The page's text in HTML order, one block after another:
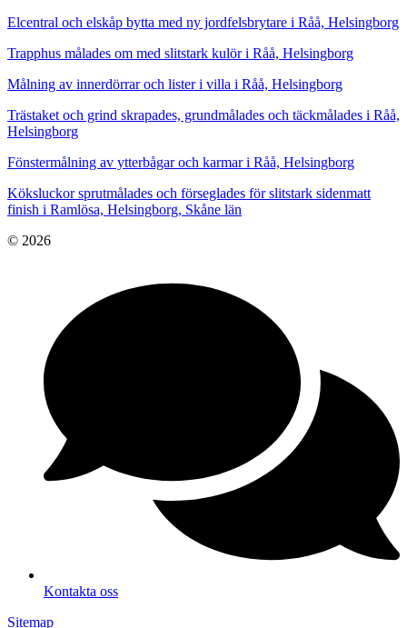
Elcentral och elskåp bytta med ny jordfelsbrytare i Råå, Helsingborg
Trapphus målades om med slitstark kulör i Råå, Helsingborg
Målning av innerdörrar och lister i villa i Råå, Helsingborg
Trästaket och grind skrapades, grundmålades och täckmålades i Råå,
Helsingborg
Fönstermålning av ytterbågar och karmar i Råå, Helsingborg
Köksluckor sprutmålades och förseglades för slitstark sidenmatt
finish i Ramlösa, Helsingborg, Skåne län
© 2026
Kontakta oss
Sitemap